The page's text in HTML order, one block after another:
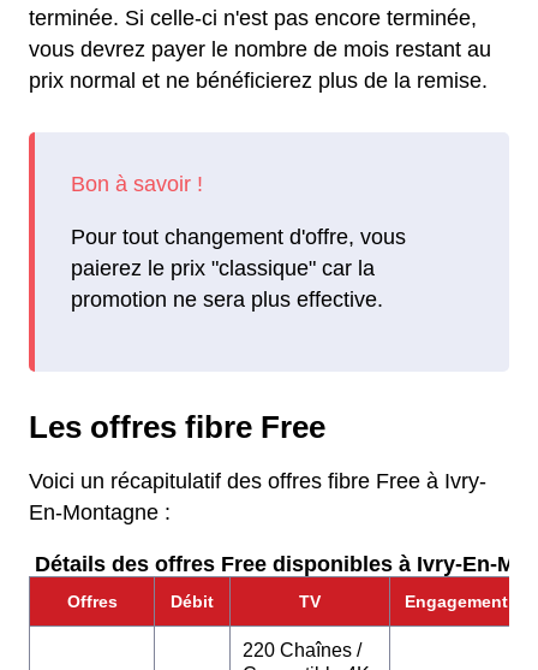
terminée. Si celle-ci n'est pas encore terminée,
vous devrez payer le nombre de mois restant au
prix normal et ne bénéficierez plus de la remise.
Pour tout changement d'offre, vous
paierez le prix "classique" car la
promotion ne sera plus effective.
Les offres fibre Free
Voici un récapitulatif des offres fibre Free à Ivry-
En-Montagne :
Détails des offres Free disponibles à Ivry-En-
Offres Débit TV Engagement
220 Chaînes /